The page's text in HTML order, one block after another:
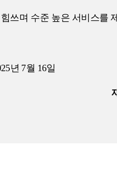
쓰며 수준 높은 서비스를
년 7월 16일